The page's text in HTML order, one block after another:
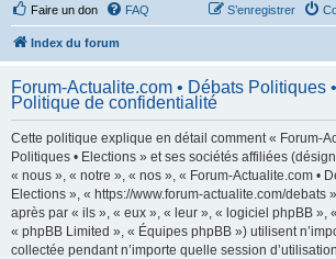
Faire un don FAQ S’enregistrer
Index du forum
Forum-Actualite.com • Débats Politiques
Politique de confidentialité
Cette politique explique en détail comment « Forum-
Politiques • Elections » et ses sociétés affiliées
« nous », « notre », « nos », « Forum-Actualite.com •
Elections », « https://www.forum-actualite.com/debats
après par « ils », « eux », « leur », « logiciel phpBB »,
« phpBB Limited », « Équipes phpBB ») utilisent
collectée pendant n’importe quelle session